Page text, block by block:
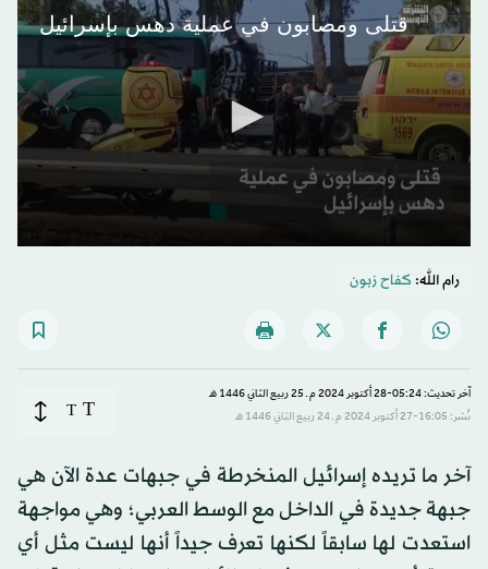
قتلى ومصابون في عملية دهس بإسرائيل
seconds
رام الله: كفاح زبون
آخر تحديث: 05:24-28 أكتوبر 2024 م ـ 25 ربيع الثاني 1446 هـ
نُشر: 16:05-27 أكتوبر 2024 م ـ 24 ربيع الثاني 1446 هـ
T
T
آخر ما تريده إسرائيل المنخرطة في جبهات عدة الآن هي
جبهة جديدة في الداخل مع الوسط العربي؛ وهي مواجهة
استعدت لها سابقاً لكنها تعرف جيداً أنها ليست مثل أي